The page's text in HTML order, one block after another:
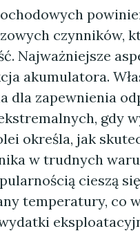
czynników,
Najważniejsze
akumulatora.
dla zapewnienia
gdy
określa, jak
w trudnych
cieszą
temperatury, co